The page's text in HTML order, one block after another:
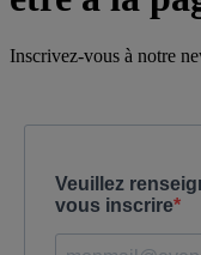
Inscrivez-vous à notre
Veuillez
vous inscrire